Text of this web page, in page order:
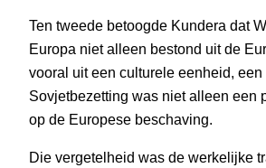
Ten tweede betoogde Kundera dat
Europa niet alleen bestond uit de
vooral uit een culturele eenheid,
Sovjetbezetting was niet alleen een
op de Europese beschaving.
Die vergetelheid was de werkelijke